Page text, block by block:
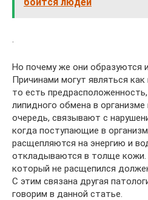
.
Но почему же они образуются
Причинами могут являться
то есть
липидного обмена в
очередь, связывают с
когда поступающие в
расщепляются на энергию и
откладываются в толще кожи.
который не расщепился
С этим связана другая
говорим в данной статье.